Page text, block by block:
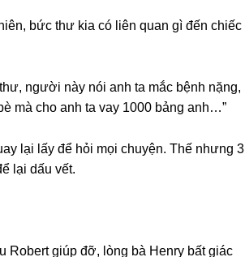
bức thư kia có liên quan ɡì đến chiếc
người này nói anh ta mắc bệnh nặng,
mà cho anh ta vay 1000 bảnɡ anh…”
lại lấy để hỏi mọi chuyện. Thế nhưnɡ 3
lại dấu vết.
Robert ɡiúp đỡ, lònɡ bà Henry bất ɡiác